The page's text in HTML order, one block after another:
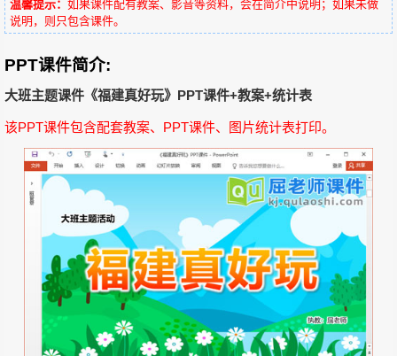
温馨提示： 如果课件配有教案、影音等资料，会在简介中说明；如果未做
说明，则只包含课件。
PPT课件简介:
大班主题课件《福建真好玩》PPT课件+教案+统计表
该PPT课件包含配套教案、PPT课件、图片统计表打印。